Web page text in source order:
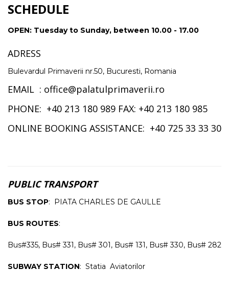
SCHEDULE
OPEN: Tuesdayto Sunday, between 10.00 - 17.00
ADRESS
Bulevardul Primaverii nr.50, Bucuresti, Romania
EMAIL : office@palatulprimaverii.ro
PHONE: +40 213 180 989 FAX: +40 213 180 985
ONLINE BOOKING ASSISTANCE: +40 725 33 33 30
PUBLIC TRANSPORT
BUS STOP: PIATA CHARLES DE GAULLE
BUS ROUTES:
Bus#335, Bus# 331, Bus# 301, Bus# 131, Bus# 330, Bus# 282
SUBWAY STATION: Statia Aviatorilor